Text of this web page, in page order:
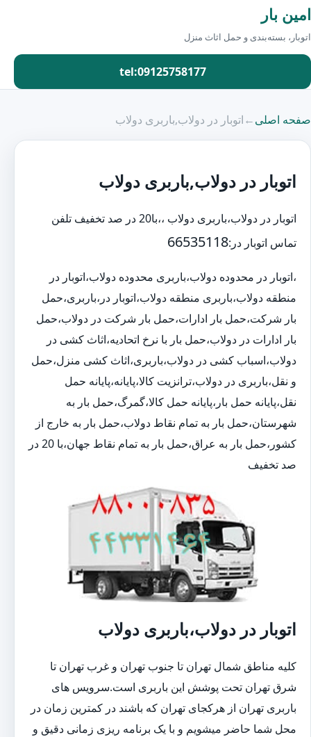
امین بار
اتوبار، بسته‌بندی و حمل اثاث منزل
tel:09125758177
صفحه اصلی←اتوبار در دولاب,باربری دولاب
اتوبار در دولاب,باربری دولاب
اتوبار در دولاب،باربری دولاب ،،با20 در صد تخفیف تلفن
تماس اتوبار در:66535118
،اتوبار در محدوده دولاب،باربری محدوده دولاب،اتوبار در
منطقه دولاب،باربری منطقه دولاب،اتوبار در،باربری،حمل
بار شرکت،حمل بار ادارات،حمل بار شرکت در دولاب،حمل
بار ادارات در دولاب،حمل بار با نرخ اتحادیه،اثاث کشی در
دولاب،اسباب کشی در دولاب،باربری،اثاث کشی منزل،حمل
و نقل،باربری در دولاب،ترانزیت کالا،پایانه،پایانه حمل
نقل،پایانه حمل بار،پایانه حمل کالا،گمرگ،حمل بار به
شهرستان،حمل بار به تمام نقاط دولاب،حمل بار به خارج از
کشور،حمل بار به عراق،حمل بار به تمام نقاط جهان،با 20 در
صد تخفیف
اتوبار در دولاب،باربری دولاب
کلیه مناطق شمال تهران تا جنوب تهران و غرب تهران تا
شرق تهران تحت پوشش این باربری است.سرویس های
باربری تهران از هرکجای تهران که باشند در کمترین زمان در
محل شما حاضر میشویم و با یک برنامه ریزی زمانی دقیق و